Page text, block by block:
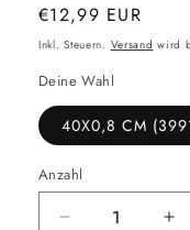
Normaler
Preis
€12,99 EUR
Inkl. Steuern. Versand wird
Deine Wahl
40X0,8 CM
Anzahl